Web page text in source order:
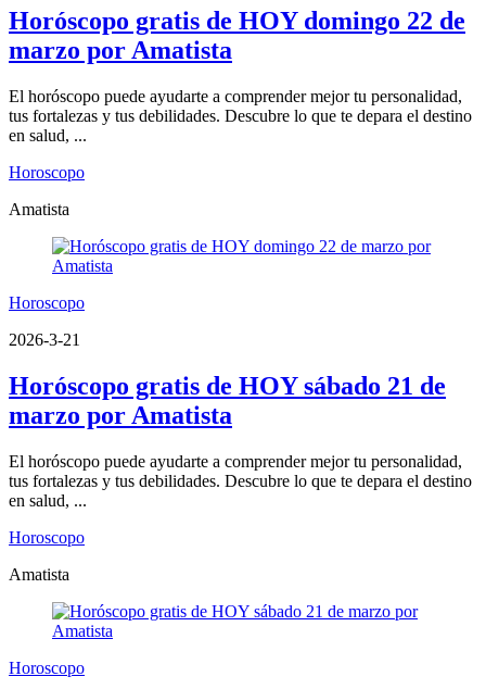
Horóscopo gratis de HOY domingo 22 de
marzo por Amatista
El horóscopo puede ayudarte a comprender mejor tu personalidad,
tus fortalezas y tus debilidades. Descubre lo que te depara el destino
en salud, ...
Horoscopo
Amatista
Horoscopo
2026-3-21
Horóscopo gratis de HOY sábado 21 de
marzo por Amatista
El horóscopo puede ayudarte a comprender mejor tu personalidad,
tus fortalezas y tus debilidades. Descubre lo que te depara el destino
en salud, ...
Horoscopo
Amatista
Horoscopo